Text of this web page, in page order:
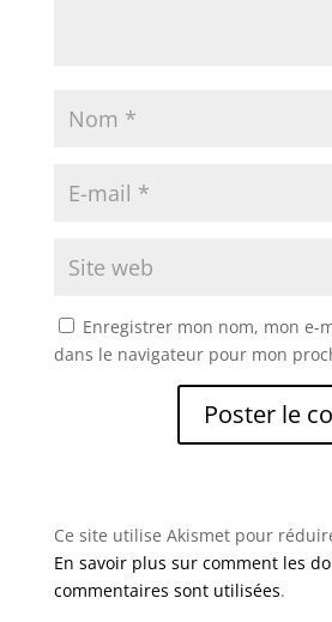
Enregistrer mon nom, mon e-
dans le navigateur pour mon
Ce site utilise Akismet pour
En savoir plus sur comment les
commentaires sont utilisées.